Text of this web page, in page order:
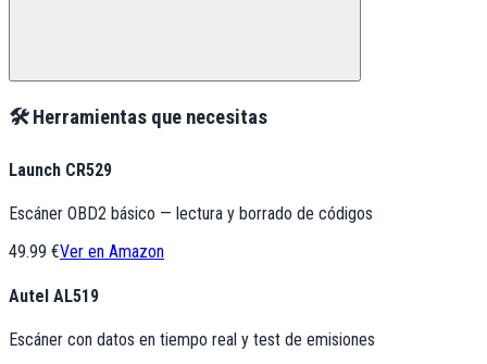
🛠️ Herramientas que necesitas
Launch CR529
Escáner OBD2 básico — lectura y borrado de códigos
49.99 €Ver en Amazon
Autel AL519
Escáner con datos en tiempo real y test de emisiones